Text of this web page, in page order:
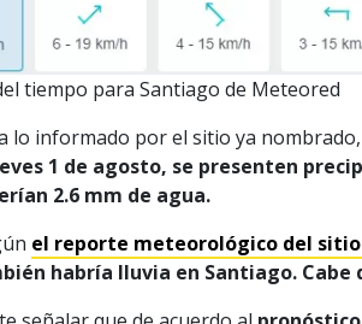
tiempo para Santiago de Meteored
lo informado por el sitio ya nombrado,
1 de agosto, se presenten
2.6 mm de agua.
el reporte meteorológico del
habría lluvia en Santiago. Cabe